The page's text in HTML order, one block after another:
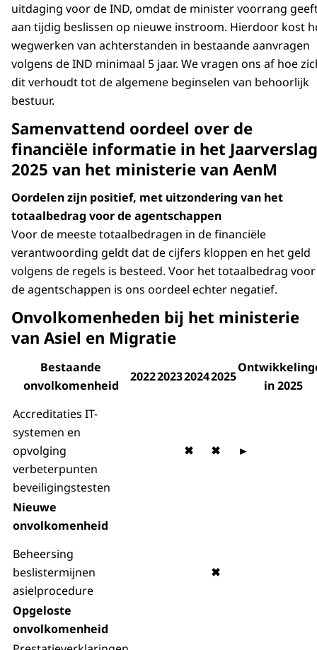
uitdaging voor de IND, omdat de minister voorrang
aan tijdig beslissen op nieuwe instroom. Hierdoor kost
wegwerken van achterstanden in bestaande aanvragen
volgens de IND minimaal 5 jaar. We vragen ons af hoe
dit verhoudt tot de algemene beginselen van behoorlijk
bestuur.
Samenvattend oordeel over de
financiële informatie in het Jaarverslag
2025 van het ministerie van AenM
Oordelen zijn positief, met uitzondering van het
totaalbedrag voor de agentschappen
Voor de meeste totaalbedragen in de financiële
verantwoording geldt dat de cijfers kloppen en het geld
volgens de regels is besteed. Voor het totaalbedrag voor
de agentschappen is ons oordeel echter negatief.
Onvolkomenheden bij het ministerie
van Asiel en Migratie
Bestaande
onvolkomenheid
2022202320242025
in 2025
Accreditaties IT-
systemen en
opvolging
verbeterpunten
beveiligingstesten
✖ ✖ ►
Nieuwe
onvolkomenheid
Beheersing
beslistermijnen
asielprocedure
✖
Opgeloste
onvolkomenheid